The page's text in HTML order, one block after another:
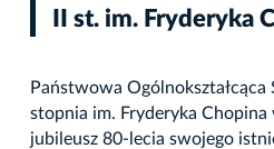
II st. im. Fryderyka
Państwowa Ogólnokształcąca
stopnia im. Fryderyka
jubileusz 80-lecia swojego